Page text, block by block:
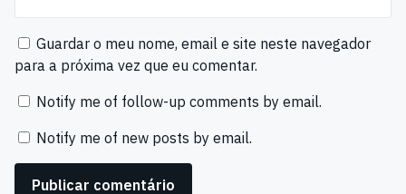
Guardar o meu nome, email e site neste navegador
para a próxima vez que eu comentar.
Notify me of follow-up comments by email.
Notify me of new posts by email.